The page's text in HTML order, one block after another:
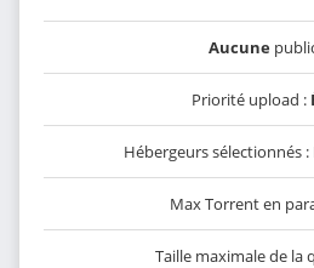
Aucune
Priorité upload :
Hébergeurs sélectionnés :
Max Torrent en
Taille maximale de la